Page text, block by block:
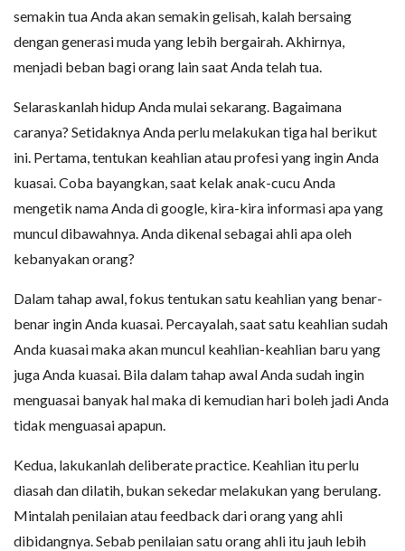
semakin tua Anda akan semakin gelisah, kalah bersaing
dengan generasi muda yang lebih bergairah. Akhirnya,
menjadi beban bagi orang lain saat Anda telah tua.
Selaraskanlah hidup Anda mulai sekarang. Bagaimana
caranya? Setidaknya Anda perlu melakukan tiga hal berikut
ini. Pertama, tentukan keahlian atau profesi yang ingin Anda
kuasai. Coba bayangkan, saat kelak anak-cucu Anda
mengetik nama Anda di google, kira-kira informasi apa yang
muncul dibawahnya. Anda dikenal sebagai ahli apa oleh
kebanyakan orang?
Dalam tahap awal, fokus tentukan satu keahlian yang benar-
benar ingin Anda kuasai. Percayalah, saat satu keahlian sudah
Anda kuasai maka akan muncul keahlian-keahlian baru yang
juga Anda kuasai. Bila dalam tahap awal Anda sudah ingin
menguasai banyak hal maka di kemudian hari boleh jadi Anda
tidak menguasai apapun.
Kedua, lakukanlah deliberate practice. Keahlian itu perlu
diasah dan dilatih, bukan sekedar melakukan yang berulang.
Mintalah penilaian atau feedback dari orang yang ahli
dibidangnya. Sebab penilaian satu orang ahli itu jauh lebih